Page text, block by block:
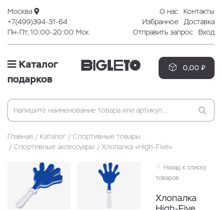
Москва
+7(499)394-31-64
Пн-Пт, 10:00-20:00 Мск
О нас
Контакты
Избранное
Доставка
Отправить запрос
Вход
Каталог
подарков
0,00 ₽
Главная Каталог
Спортивные товары
Спортивные аксессуары
Хлопалка «High-Five»
Назад к списку
товаров
Хлопалка